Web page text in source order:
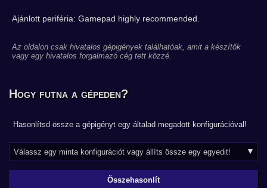
Ajánlott periféria: Gamepad highly recommended.
Az oldalon csak hivatalos gépigények találhatóak, amit a készítők
vagy egy hivatalos forgalmazó cég tett közzé.
Hogy futna a gépeden?
Hasonlítsd össze a gépigényt egy általad megadott konfigurációval!